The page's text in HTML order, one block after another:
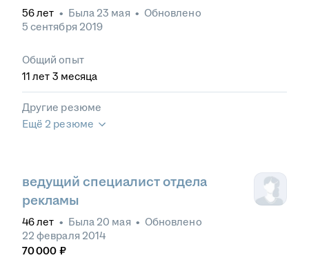
56лет • Была 23 мая • Обновлено
5 сентября 2019
Общий опыт
11 лет 3 месяца
Другие резюме
Ещё 2 резюме
ведущий специалист отдела
рекламы
46лет • Была 20 мая • Обновлено
22 февраля 2014
70 000 ₽